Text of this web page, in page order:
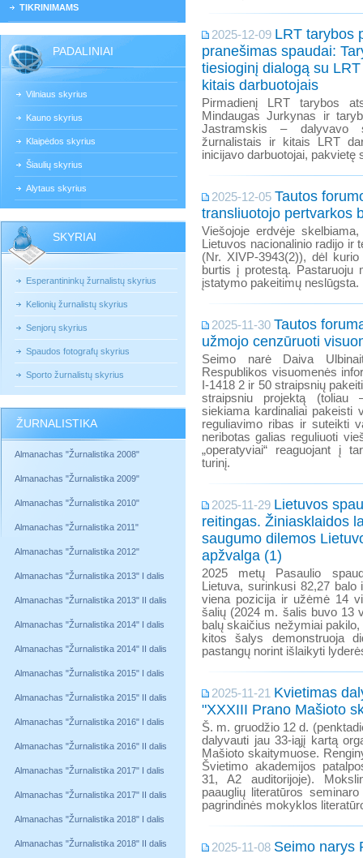
TIKRINIMAMS
PADALINIAI
Vilniaus skyrius
Kauno skyrius
Klaipėdos skyrius
Šiaulių skyrius
Alytaus skyrius
SKYRIAI
Esperantininkų žurnalistų skyrius
Kelionių žurnalistų skyrius
Senjorų skyrius
Spaudos fotografų skyrius
Sporto žurnalistų skyrius
ŽURNALISTIKA
Almanachas "Žurnalistika 2008"
Almanachas "Žurnalistika 2009"
Almanachas "Žurnalistika 2010"
Almanachas "Žurnalistika 2011"
Almanachas "Žurnalistika 2012"
Almanachas "Žurnalistika 2013" I dalis
Almanachas "Žurnalistika 2013" II dalis
Almanachas "Žurnalistika 2014" I dalis
Almanachas "Žurnalistika 2014" II dalis
Almanachas "Žurnalistika 2015" I dalis
Almanachas "Žurnalistika 2015" II dalis
Almanachas "Žurnalistika 2016" I dalis
Almanachas "Žurnalistika 2016" II dalis
Almanachas "Žurnalistika 2017" I dalis
Almanachas "Žurnalistika 2017" II dalis
Almanachas "Žurnalistika 2018" I dalis
Almanachas "Žurnalistika 2018" II dalis
2025-12-09 LRT tarybos
pranešimas spaudai:
tiesioginį dialogą su
kitais darbuotojais
Pirmadienį LRT tarybos
Mindaugas Jurkynas ir
Jastramskis – dalyvavo
žurnalistais ir kitais LRT
inicijavo darbuotojai, pakvietę
2025-12-05 Tautos
transliuotojo pertvarkos
Viešojoje erdvėje
Lietuvos nacionalinio radijo
(Nr. XIVP-3943(2)), dėl
burtis į protestą. Pastaruoju
įstatymo pakeitimų neslūgsta.
2025-11-30 Tautos
užmojo cenzūruoti
Seimo narė Daiva
Respublikos visuomenės
I-1418 2 ir 50 straipsnių
straipsniu projektą (toliau
siekiama kardinaliai pakeisti
reguliavimo ribas ir suteikti
neribotas galias reguliuoti
„operatyviai“ reaguojant į
turinį.
2025-11-29 Lietuvos
reitingas. Žiniasklaidos
saugumo dilemos
apžvalga (1)
2025 metų Pasaulio
Lietuva, surinkusi 82,27
viena pozicija ir užėmė 14
šalių (2024 m. šalis buvo 13
balų skaičius nežymiai
kitos šalys demonstruoja
pastangų norint išlaikyti
2025-11-21 Kvietimas
"XXXIII Prano Mašioto
Š. m. gruodžio 12 d.
dalyvauti jau 33-iąjį kartą
Mašioto skaitymuose.
Švietimo akademijos
31, A2 auditorijoje).
paauglių literatūros
pagrindinės mokyklos
2025-11-08 Seimo narys